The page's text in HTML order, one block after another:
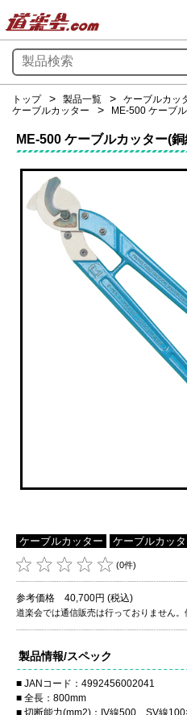
トップ 製品一覧 ケーブルカッ
ケーブルカッター
ME-500 ケーブ
ME-500 ケーブルカッター(
ケーブルカッター ケーブルカッ
(0件)
参考価格 40,700円 (税込)
道楽会では通信販売は行っておりません
製品情報/スペック
JANコード：4992456002041
全長：800mm
切断能力(mm2)：IV線500 SV線